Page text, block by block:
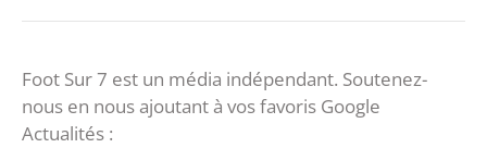
Foot Sur 7 est un média indépendant. Soutenez-
nous en nous ajoutant à vos favoris Google
Actualités :